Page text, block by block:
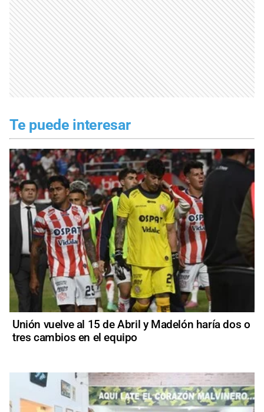
Te puede interesar
Unión vuelve al 15 de Abril y Madelón haría dos o
tres cambios en el equipo